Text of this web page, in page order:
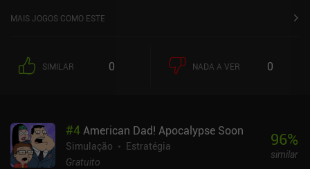
criação de equipamentos e decorações do que em plantar mil
coisas como lutar contra criaturas estranhas, minerar cavernas
abandonadas e aperfeiçoar desafios de plataforma para encontrar
procuramos artefatos e salas secretas.No entanto, My Time at
Portia não foi de todo bom. Especialmente no início do jogo,
parece que não há nada para fazer, pois a progressão está
MAIS JOGOS COMO ESTE
SIMILAR 0 NADA A VER 0
#4American Dad! Apocalypse Soon
Simulação
Estratégia
Gratuito
96%
similar